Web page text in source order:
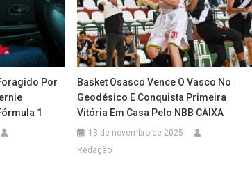
Por
1
Basket Osasco Vence O Vasco No
Geodésico E Conquista Primeira
Vitória Em Casa Pelo NBB CAIXA
13 de novembro de 2025
Redação